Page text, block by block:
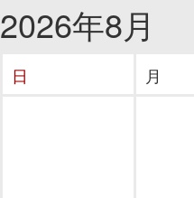
2026年8月
日 月